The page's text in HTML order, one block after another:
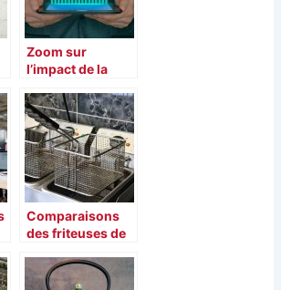
Zoom sur
l’impact de la
energetique
Comparaisons
des friteuses de
2021